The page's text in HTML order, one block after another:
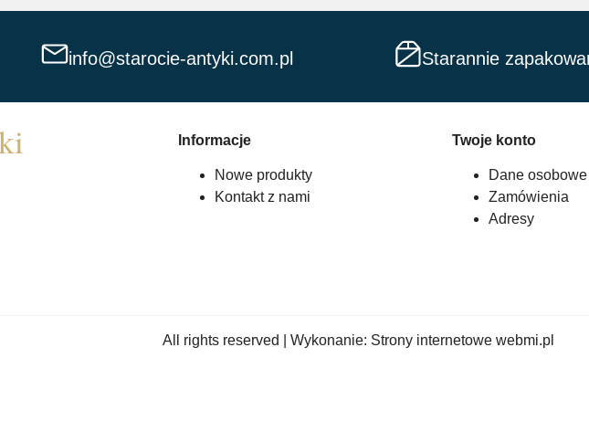
info@starocie-antyki.com.pl Starannie
Informacje
Nowe produkty
Kontakt z nami
Twoje konto
Dane osobowe
Zamówienia
Adresy
All rights reserved | Wykonanie: Strony internetowe webmi.pl